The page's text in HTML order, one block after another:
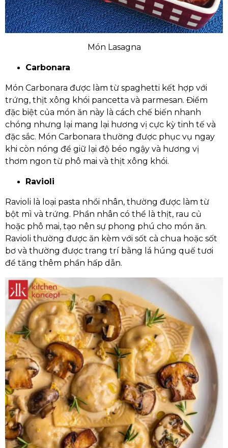
Món Lasagna
Carbonara
Món Carbonara được làm từ spaghetti kết hợp với
trứng, thịt xông khói pancetta và parmesan. Điểm
đặc biệt của món ăn này là cách chế biến nhanh
chóng nhưng lại mang lại hương vị cực kỳ tinh tế và
đặc sắc. Món Carbonara thường được phục vụ ngay
khi còn nóng để giữ lại độ béo ngậy và hương vị
thơm ngon từ phô mai và thịt xông khói.
Ravioli
Ravioli là loại pasta nhồi nhân, thường được làm từ
bột mì và trứng. Phần nhân có thể là thịt, rau củ
hoặc phô mai, tạo nên sự phong phú cho món ăn.
Ravioli thường được ăn kèm với sốt cà chua hoặc sốt
bơ và thường được trang trí bằng lá húng quế tươi
để tăng thêm phần hấp dẫn.